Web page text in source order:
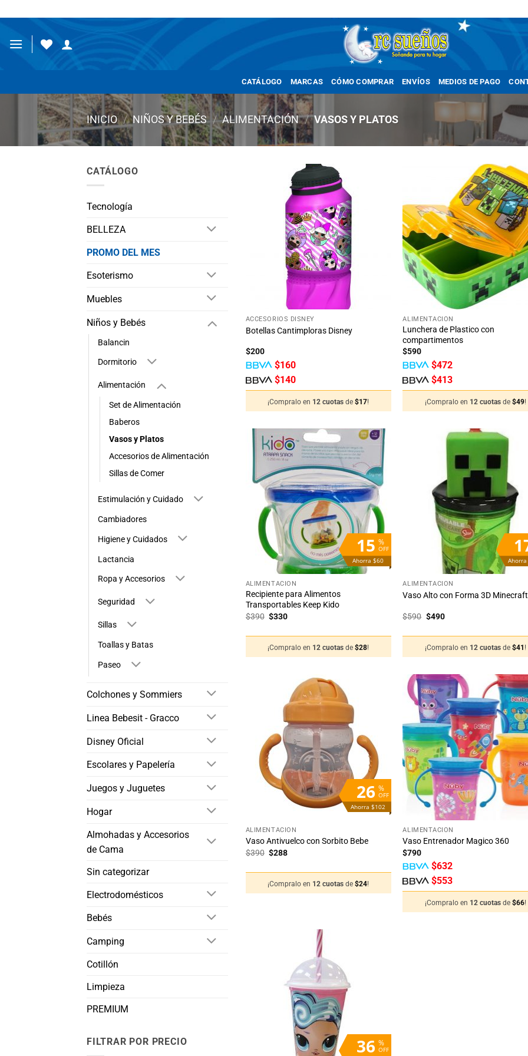
al
contenido
CATÁLOGO MARCAS CÓMO COMPRAR ENVÍOS MEDIOS DE PAGO
INICIO / NIÑOS Y BEBÉS / ALIMENTACIÓN / VASOS Y PLATOS
CATÁLOGO
Tecnología
BELLEZA
PROMO DEL MES
Esoterismo
Muebles
Niños y Bebés
Balancin
Dormitorio
Alimentación
Set de Alimentación
Baberos
Vasos y Platos
Accesorios de Alimentación
Sillas de Comer
Estimulación y Cuidado
Cambiadores
Higiene y Cuidados
Lactancia
Ropa y Accesorios
Seguridad
Sillas
Toallas y Batas
Paseo
Colchones y Sommiers
Linea Bebesit - Gracco
Disney Oficial
Escolares y Papelería
Juegos y Juguetes
Hogar
Almohadas y Accesorios
de Cama
Sin categorizar
Electrodomésticos
Bebés
Camping
Cotillón
Limpieza
PREMIUM
FILTRAR POR PRECIO
ACCESORIOS DISNEY
Botellas Cantimploras Disney
$200
$160
$140
¡Compralo en 12 cuotasde$17!
a
ALIMENTACIÓN
Lunchera de Plastico con
compartimentos
$590
$472
$413
¡Compralo en 12 cuotas de $49!
%
OFF
15
Ahorra $60
Añadir
a la
lista
de
deseos
ALIMENTACIÓN
Recipiente para Alimentos
Transportables Keep Kido
$390 El
$390.
$330El
$330.
¡Compralo en 12 cuotasde$28!
ALIMENTACIÓN
Vaso Alto con Forma 3D Minecraft
$590 El
$590.
$490El
$490.
¡Compralo en 12 cuotas de $41 !
%
OFF
26
Ahorra $102
deseos
ALIMENTACIÓN
Vaso Antivuelco con Sorbito Bebe
$390 El
$390.
$288El
$288.
¡Compralo en 12 cuotasde$24!
a
ALIMENTACIÓN
Vaso Entrenador Magico 360
$790
$632
$553
¡Compralo en 12 cuotas de $66!
%
OFF
36